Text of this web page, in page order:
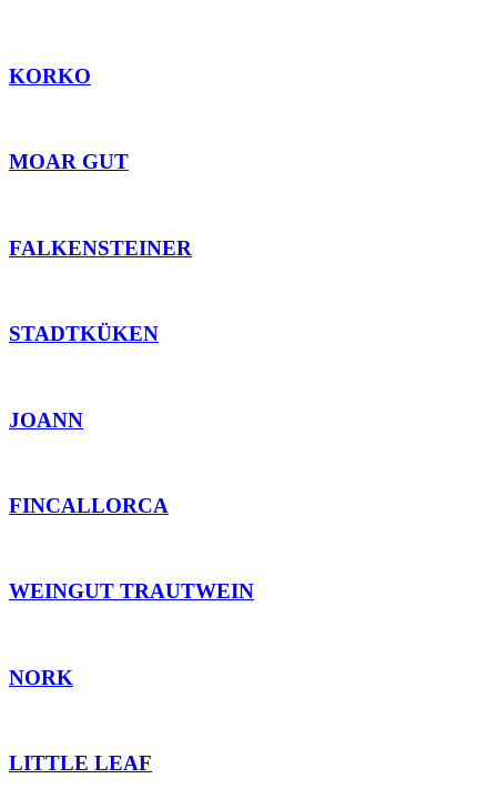
KORKO
MOAR GUT
FALKENSTEINER
STADTKÜKEN
JOANN
FINCALLORCA
WEINGUT TRAUTWEIN
NORK
LITTLE LEAF